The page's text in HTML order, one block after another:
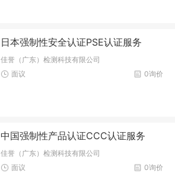
日本强制性安全认证PSE认证服务
佳誉（广东）检测科技有限公司
0询价
面议
中国强制性产品认证CCC认证服务
佳誉（广东）检测科技有限公司
0询价
面议